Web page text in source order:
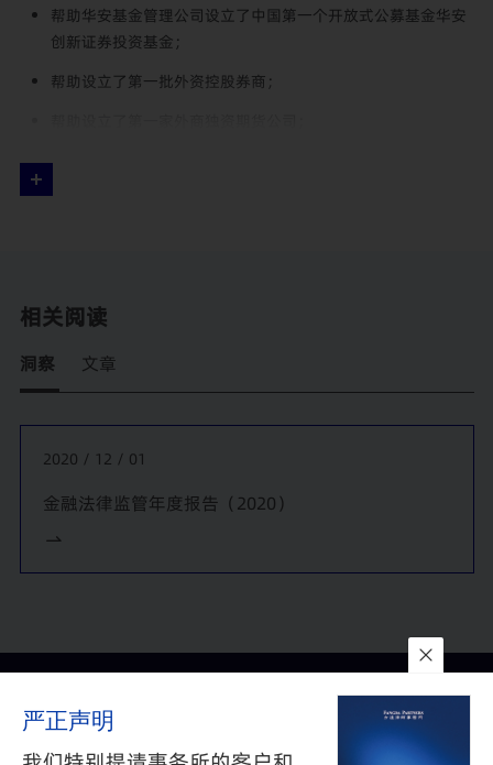
帮助华安基金管理公司设立了中国第一个开放式公募基金华安
创新证券投资基金；
帮助设立了第一批外资控股券商；
服务了第一家通过公开挂牌获得外资多数股权的公募基金公
帮助蚂蚁金服和Vanguard集团共同设立合资公司为中国个人
投资者提供基金投顾业务服务，这是证监会首批发放的基金投
顾牌照；
帮助设立了第一批外资独资不良资产处置公司；
公司；
服务了第一家获得人民银行批准在中国境内筹建银行卡人民币
帮助第一家中外合资理财公司发行第一只理财产品；
帮助客户发行了外资独资私募基金的第一批多资产基金产品；
帮助客户进行了第一批外资券商代销跨境QDLP产品；
相关阅读
洞察 文章
2020 / 12 / 01
金融法律监管年度报告（2020）
沪ICP备05009743号-1
沪公网安备 31010602002626号
严正声明